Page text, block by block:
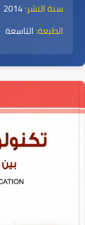
سنة النشر:
الطبعة: التاسعة